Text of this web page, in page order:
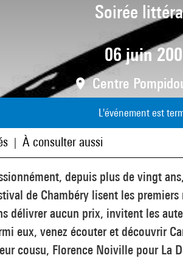
Soirée
06 juin
Centre
L'événement est
À consulter aussi
depuis plus de vingt
de Chambéry lisent les
délivrer aucun prix, invitent les
eux, venez écouter et découvrir
cousu, Florence Noiville pour La